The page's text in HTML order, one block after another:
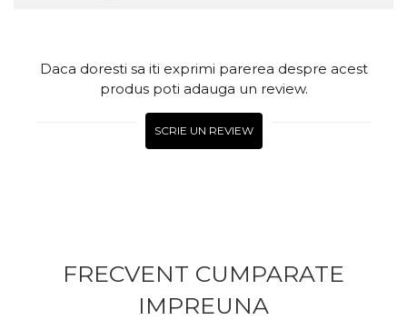
Daca doresti sa iti exprimi parerea despre acest
produs poti adauga un review.
SCRIE UN REVIEW
FRECVENT CUMPARATE
IMPREUNA